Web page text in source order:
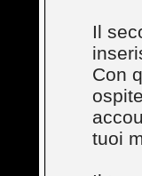
Il
Con
tuoi